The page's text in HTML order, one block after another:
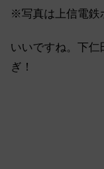
※写真は上信電鉄
いいですね。下仁
ぎ！